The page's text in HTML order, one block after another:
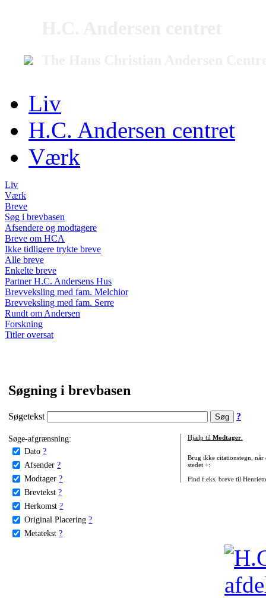
Liv
H.C. Andersen centret
Værk
Liv
Værk
Breve
Søg i brevbasen
Afsendere og modtagere
Breve om HCA
Ikke tidligere trykte breve
Alle breve
Enkelte breve
Partner H.C. Andersens Hus
Brevveksling med fam. Melchior
Brevveksling med fam. Serre
Rundt om Andersen
Forskning
Titler oversat
Søgning i brevbasen
Søgetekst ?
Søge-afgrænsning:
Dato ?
Afsender ?
Modtager ?
Brevtekst ?
Herkomst ?
Original Placering ?
Metatekst ?
Hjælp til Modtager:
Brug ikke citationstegn, når
stedet +:
Find f.eks. breve til